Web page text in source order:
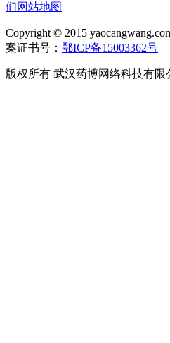
们网站地图
Copyright © 2015
案证书号： 鄂ICP备15003362号
版权所有 武汉药博网络科技有限